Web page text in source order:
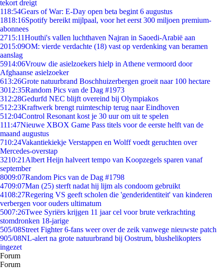
tekort dreigt
118:54Gears of War: E-Day open beta begint 6 augustus
1818:16Spotify bereikt mijlpaal, voor het eerst 300 miljoen premium-
abonnees
2715:11Houthi's vallen luchthaven Najran in Saoedi-Arabië aan
2015:09OM: vierde verdachte (18) vast op verdenking van beramen
aanslag
5914:06Vrouw die asielzoekers hielp in Athene vermoord door
Afghaanse asielzoeker
613:26Grote natuurbrand Boschhuizerbergen groeit naar 100 hectare
3012:35Random Pics van de Dag #1973
312:28Gedurfd NEC blijft overeind bij Olympiakos
512:23Kraftwerk brengt ruimteschip terug naar Eindhoven
512:04Control Resonant kost je 30 uur om uit te spelen
111:47Nieuwe XBOX Game Pass titels voor de eerste helft van de
maand augustus
710:24Vakantiekiekje Verstappen en Wolff voedt geruchten over
Mercedes-overstap
3210:21 Albert Heijn halveert tempo van Koopzegels sparen vanaf
september
8009:07Random Pics van de Dag #1798
4709:07Man (25) sterft nadat hij lijm als condoom gebruikt
4108:27Regering VS geeft scholen die 'genderidentiteit' van kinderen
verbergen voor ouders ultimatum
5007:26Twee Syriërs krijgen 11 jaar cel voor brute verkrachting
stomdronken 18-jarige
505/08Street Fighter 6-fans weer over de zeik vanwege nieuwste patch
905/08NL-alert na grote natuurbrand bij Oostrum, blushelikopters
ingezet
Forum
Forum